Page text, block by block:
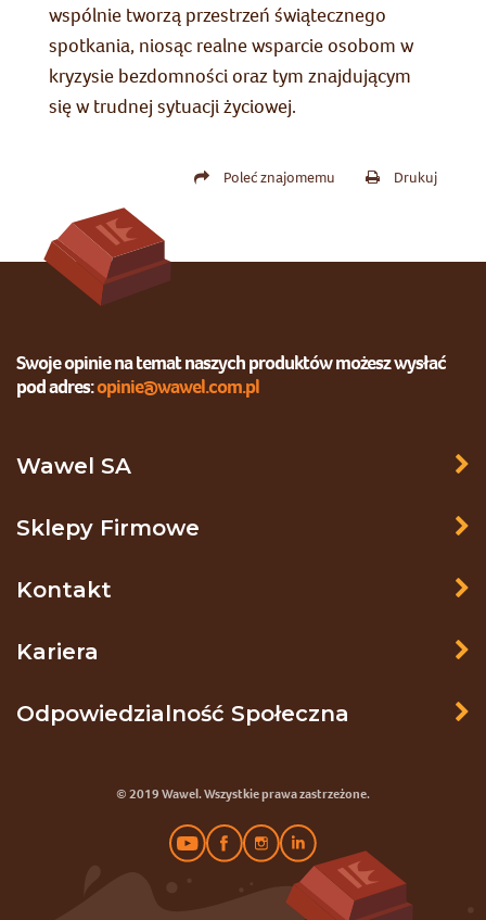
wspólnie tworzą przestrzeń świątecznego
spotkania, niosąc realne wsparcie osobom w
kryzysie bezdomności oraz tym znajdującym
się w trudnej sytuacji życiowej.
Poleć znajomemu Drukuj
Swoje opinie na temat naszych produktów możesz wysłać
pod adres:opinie@wawel.com.pl
Wawel SA
Sklepy Firmowe
Kontakt
Kariera
Odpowiedzialność Społeczna
© 2019 Wawel. Wszystkie prawa zastrzeżone.